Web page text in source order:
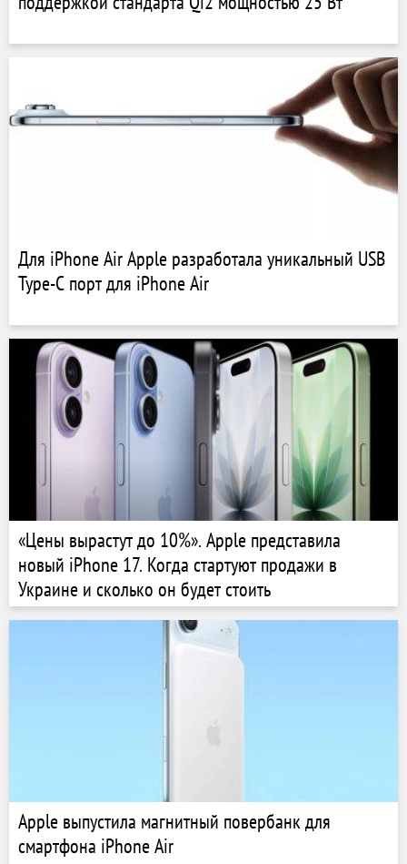
Для iPhone Air Apple разработала уникальный USB
Type-C порт для iPhone Air
«Цены вырастут до 10%». Apple представила
новый iPhone 17. Когда стартуют продажи в
Украине и сколько он будет стоить
Apple выпустила магнитный повербанк для
смартфона iPhone Air